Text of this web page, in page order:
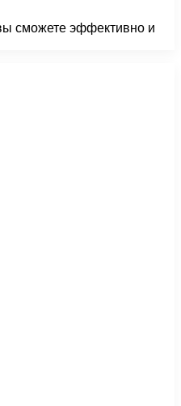
сможете эффективно и